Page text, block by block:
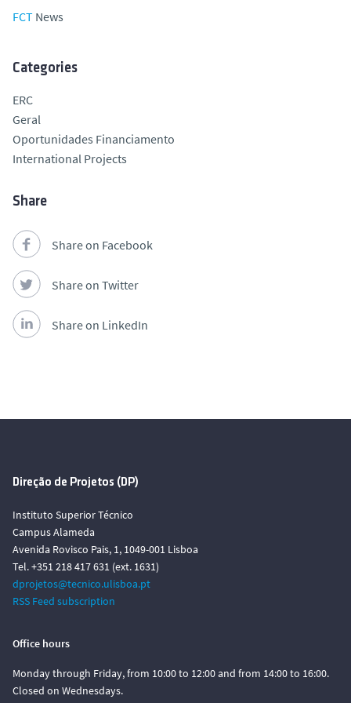
FCT News
Categories
ERC
Geral
Oportunidades Financiamento
International Projects
Share
Share on Facebook
Share on Twitter
Share on LinkedIn
Direção de Projetos (DP)
Instituto Superior Técnico
Campus Alameda
Avenida Rovisco Pais, 1, 1049-001 Lisboa
Tel. +351 218 417 631 (ext. 1631)
dprojetos@tecnico.ulisboa.pt
RSS Feed subscription
Office hours
Monday through Friday, from 10:00 to 12:00 and from 14:00 to 16:00.
Closed on Wednesdays.